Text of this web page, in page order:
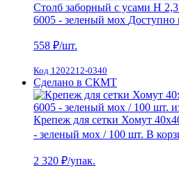
Столб заборный с усами H
6005 - зеленый мох Доступно
558 ₽/шт.
Код 1202212-0340
Сделано в СКМТ
Крепеж для сетки Хомут
- зеленый мох / 100 шт. В
2 320 ₽/упак.